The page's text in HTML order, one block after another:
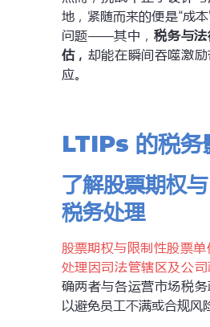
地，紧随而来的便是“成
问题——其中，税务与
估， 却能在瞬间吞噬激
应。
LTIPs 的税务
了解股票期权
税务处理
股票期权与限制性股票
处理因司法管辖区及公
确两者与各运营市场税务
以避免员工不满或合规风